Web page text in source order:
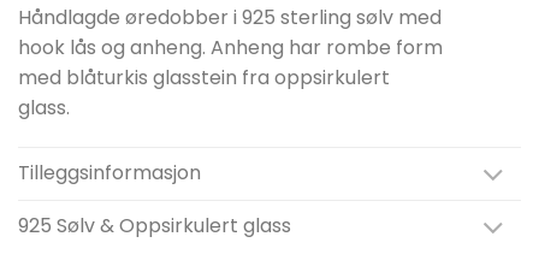
Håndlagde øredobber i 925 sterling sølv med
hook lås og anheng. Anheng har rombe form
med blåturkis glasstein fra oppsirkulert
glass.
Tilleggsinformasjon
925 Sølv & Oppsirkulert glass